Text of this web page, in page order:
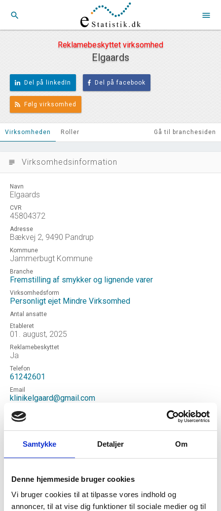
Samtykke Detaljer Om
Denne hjemmeside bruger cookies
Vi bruger cookies til at tilpasse vores indhold og
annoncer, til at vise dig funktioner til sociale medier og til
search menu
Reklamebeskyttet virksomhed
Elgaards
Del på linkedIn Del på facebook
Følg virksomhed
Virksomheden Roller Gå til branchesiden
subject Virksomhedsinformation
Navn
Elgaards
CVR
45804372
Adresse
Bækvej 2, 9490 Pandrup
Kommune
Jammerbugt Kommune
Branche
Fremstilling af smykker og lignende varer
Virksomhedsform
Personligt ejet Mindre Virksomhed
Antal ansatte
Etableret
01. august, 2025
Reklamebeskyttet
Ja
Telefon
61242601
Email
klinikelgaard@gmail.com
Hjemmeside
http://www.klinikelgaard.dk
Status
Aktiv
Uoplyst
Formål
Uoplyst
Tegningsregel
Uoplyst